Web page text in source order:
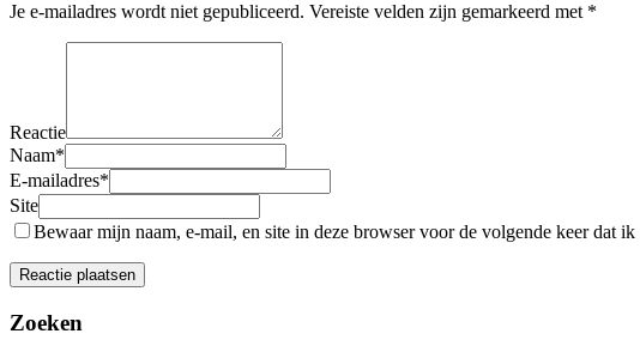
Je e-mailadres wordt niet gepubliceerd. Vereiste velden zijn gemarkeerd met *
Reactie
Naam*
E-mailadres*
Site
Bewaar mijn naam, e-mail, en site in deze browser voor de volgende keer dat ik
Zoeken